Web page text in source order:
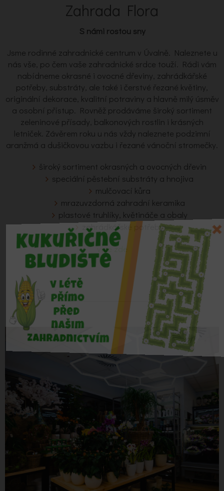
Zahrada Flora
S námi rostou sny
Jsme rodinné zahradnické centrum v Úvalně. Naleznete u
nás vše, po čem vaše zahradnické srdce touží. Rádi vám
nabídneme okrasné i ovocné dřeviny, zahrádkářské
potřeby, substráty, ale také i čerstvé řezané květiny,
originální dekorace, kvalitní potraviny a hlavně milý úsměv
a osobní přístup. Rovněž prodáváme široký sortiment
zeleninové přísady, balkonových rostlin i krásných
letniček. Závěrem roku u nás vždy naleznete podzimní
aranžmá a dušičkovou vazbu i řezané vánoční stromečky.
široký sortiment okrasných a ovocných dřevin
speciální pěstební substráty a hnojiva
mulčovací kůra
mrazuvzdorná zahradní keramika
plastové truhlíky, květináče a obaly
zahrádkářské potřeby
více zde